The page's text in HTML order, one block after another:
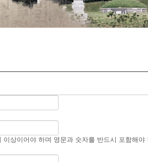
이상이어야 하며 영문과 숫자를 반드시 포함해야